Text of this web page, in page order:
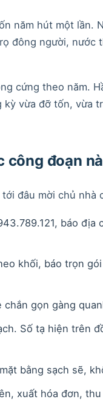
năm hút một lần.
đông người, nước
cứng theo năm.
vừa đỡ tốn, vừa
công đoạn
đâu mời chủ nhà
báo
khối, báo trọn
chắn gọn gàng
Số tạ hiện trên
bằng sạch sẽ,
xuất hóa đơn,